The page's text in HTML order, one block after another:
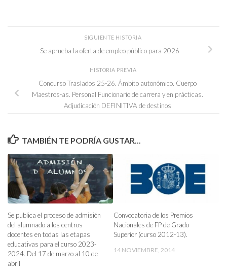
SIGUIENTE HISTORIA
Se aprueba la oferta de empleo público para 2026
HISTORIA PREVIA
Concurso Traslados 25-26. Ámbito autonómico. Cuerpo
Maestros-as. Personal Funcionario de carrera y en prácticas.
Adjudicación DEFINITIVA de destinos
TAMBIÉN TE PODRÍA GUSTAR...
Se publica el proceso de admisión
del alumnado a los centros
docentes en todas las etapas
educativas para el curso 2023-
2024. Del 17 de marzo al 10 de
abril
Convocatoria de los Premios
Nacionales de FP de Grado
Superior (curso 2012-13).
14 NOVIEMBRE, 2014